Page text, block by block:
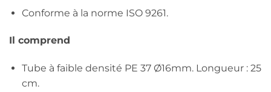
Conforme à la norme ISO 9261.
Il comprend
Tube à faible densité PE 37 Ø16mm. Longueur : 25
cm.